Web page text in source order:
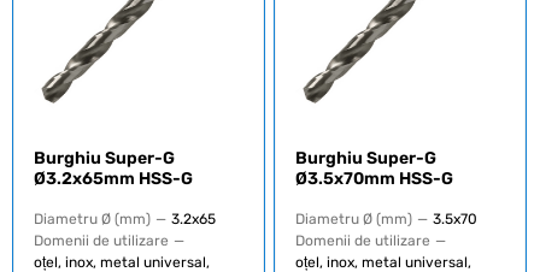
Burghiu Super-G
Ø3.2x65mm HSS-G
Diametru Ø (mm) — 3.2x65
Domenii de utilizare —
oțel, inox, metal universal,
Burghiu Super-G
Ø3.5x70mm HSS-G
Diametru Ø (mm) — 3.5x70
Domenii de utilizare —
oțel, inox, metal universal,